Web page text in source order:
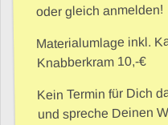
oder gleich anmelden!
Materialumlage inkl.
Knabberkram 10,-€
Kein Termin für Dich
und spreche Deinen